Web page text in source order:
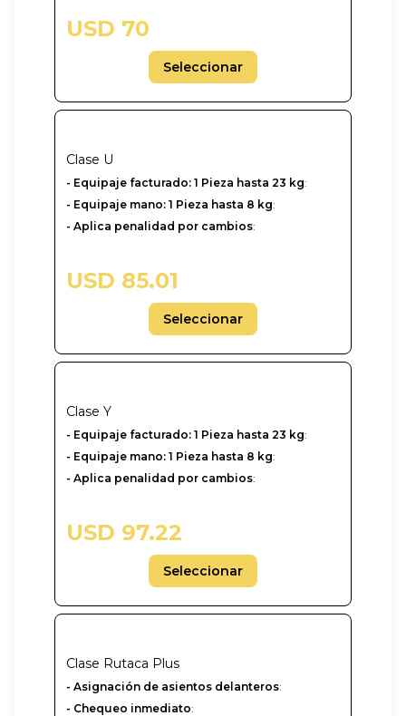
USD 70
Seleccionar
Clase U
-‎ Equipaje facturado: 1 Pieza hasta 23 kg:
- Equipaje mano: 1 Pieza hasta 8 kg:
- Aplica penalidad por cambios:
USD 85.01
Seleccionar
Clase Y
-‎ Equipaje facturado: 1 Pieza hasta 23 kg:
- Equipaje mano: 1 Pieza hasta 8 kg:
- Aplica penalidad por cambios:
USD 97.22
Seleccionar
Clase Rutaca Plus
- Asignación de asientos delanteros:
- Chequeo inmediato: